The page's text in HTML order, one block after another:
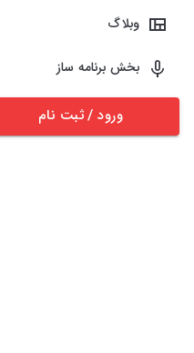
وبلاگ
بخش برنامه ساز
ورود / ثبت نام